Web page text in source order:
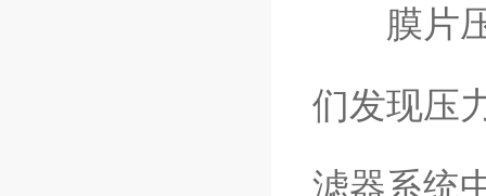
膜片压
们发现压
滤器系统